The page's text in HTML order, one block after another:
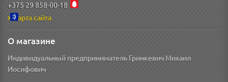
+375 29 858-00-18
Карта сайта
О магазине
Индивидуальный предприниматель Гринкевич Михаил
Иосифович